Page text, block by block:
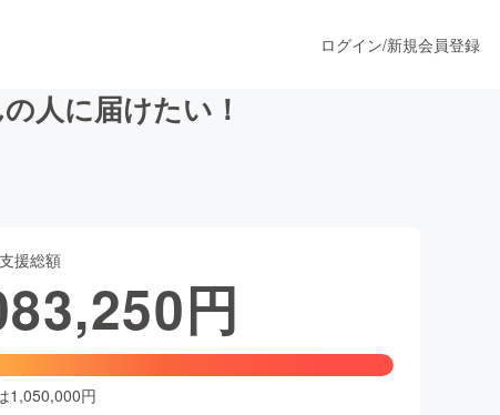
ファッション
ログイン/新規会員登録
人に届けたい！
援総額
円
1,050,000円